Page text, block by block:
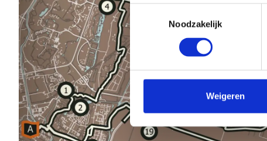
Noodzakelijk
Weigeren